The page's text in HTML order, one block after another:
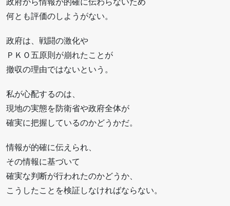
政府から情報が的確に伝わらないため
何とも評価のしようがない。
政府は、戦闘の激化や
ＰＫＯ五原則が崩れたことが
撤収の理由ではないという。
私が心配するのは、
現地の実態を防衛省や政府全体が
確実に把握しているのかどうかだ。
情報が的確に伝えられ、
その情報に基づいて
確実な判断が行われたのかどうか、
こうしたことを検証しなければならない。